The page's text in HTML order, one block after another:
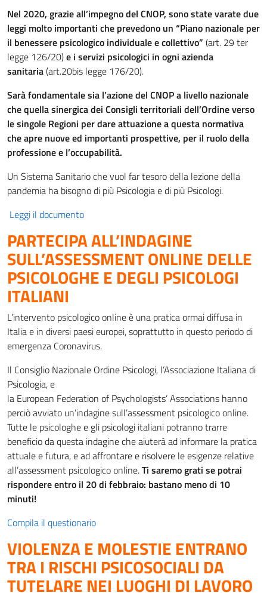
Nel 2020, grazie all’impegno del CNOP, sono state varate due
leggi molto importanti che prevedono un “Piano nazionale per
il benessere psicologico individuale e collettivo” (art. 29 ter
legge 126/20)e i servizi psicologici in ogni azienda
sanitaria(art.20bis legge 176/20).
Sarà fondamentale sia l’azione del CNOP a livello nazionale
che quella sinergica dei Consigli territoriali dell’Ordine verso
le singole Regioni per dare attuazione a questa normativa
che apre nuove ed importanti prospettive, per il ruolo della
professione e l’occupabilità.
Un Sistema Sanitario che vuol far tesoro della lezione della
pandemia ha bisogno di più Psicologia e di più Psicologi.
Leggi il documento
PARTECIPA ALL’INDAGINE
SULL’ASSESSMENT ONLINE DELLE
PSICOLOGHE E DEGLI PSICOLOGI
ITALIANI
L’intervento psicologico online è una pratica ormai diffusa in
Italia e in diversi paesi europei, soprattutto in questo periodo di
emergenza Coronavirus.
Il Consiglio Nazionale Ordine Psicologi, l’Associazione Italiana di
Psicologia, e
la European Federation of Psychologists’ Associations hanno
perciò avviato un’indagine sull’assessment psicologico online.
Tutte le psicologhe e gli psicologi italiani potranno trarre
beneficio da questa indagine che aiuterà ad informare la pratica
attuale e futura, e ad affrontare e risolvere le esigenze relative
all’assessment psicologico online.Ti saremo grati se potrai
rispondere entro il 20 di febbraio: bastano meno di 10
minuti!
Compila il questionario
VIOLENZA E MOLESTIE ENTRANO
TRA I RISCHI PSICOSOCIALI DA
TUTELARE NEI LUOGHI DI LAVORO